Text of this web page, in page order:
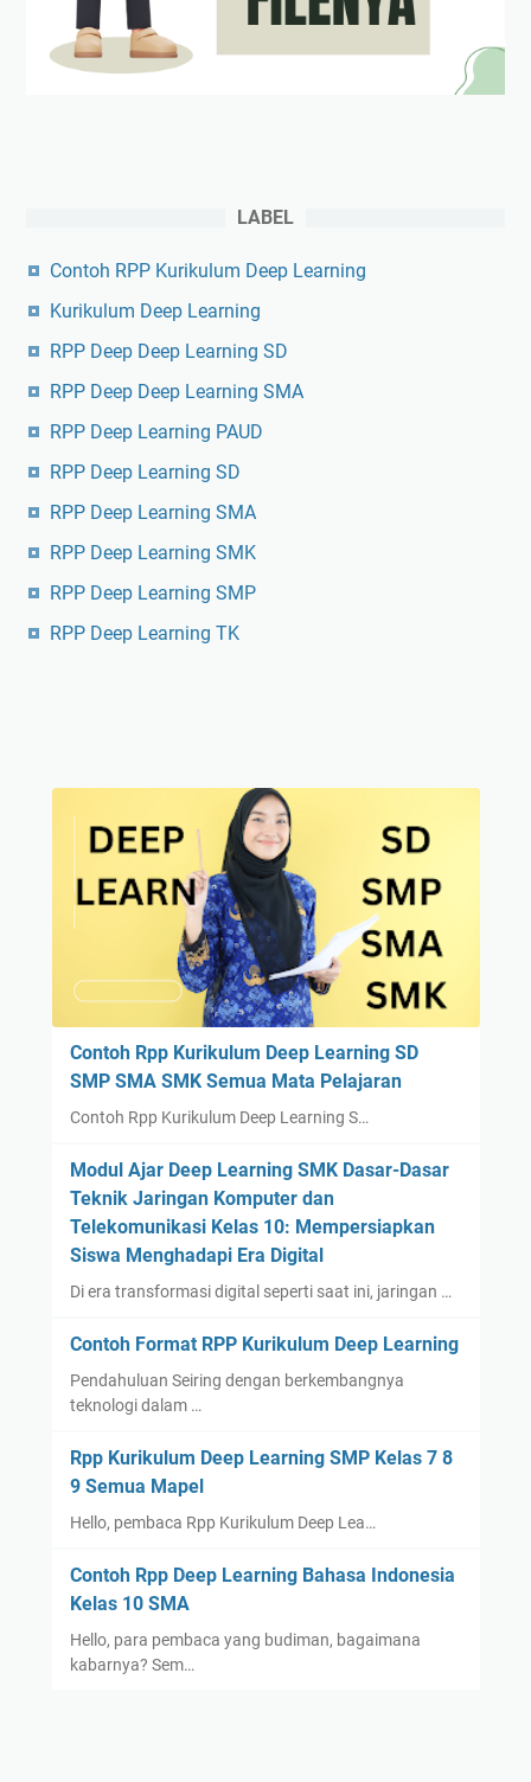
LABEL
Contoh RPP Kurikulum Deep Learning
Kurikulum Deep Learning
RPP Deep Deep Learning SD
RPP Deep Deep Learning SMA
RPP Deep Learning PAUD
RPP Deep Learning SD
RPP Deep Learning SMA
RPP Deep Learning SMK
RPP Deep Learning SMP
RPP Deep Learning TK
Contoh Rpp Kurikulum Deep Learning SD
SMP SMA SMK Semua Mata Pelajaran
Contoh Rpp Kurikulum Deep Learning S…
Modul Ajar Deep Learning SMK Dasar-Dasar
Teknik Jaringan Komputer dan
Telekomunikasi Kelas 10: Mempersiapkan
Siswa Menghadapi Era Digital
Di era transformasi digital seperti saat ini, jaringan …
Contoh Format RPP Kurikulum Deep Learning
Pendahuluan Seiring dengan berkembangnya
teknologi dalam …
Rpp Kurikulum Deep Learning SMP Kelas 7 8
9 Semua Mapel
Hello, pembaca Rpp Kurikulum Deep Lea…
Contoh Rpp Deep Learning Bahasa Indonesia
Kelas 10 SMA
Hello, para pembaca yang budiman, bagaimana
kabarnya? Sem…